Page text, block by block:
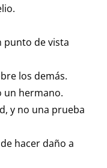
punto de vista
los demás.
un hermano.
y no una prueba
hacer daño a